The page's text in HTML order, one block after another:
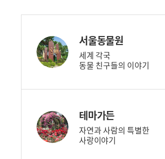
서울동물원
세계 각국
동물 친구들의 이야기
테마가든
자연과 사람의 특별한
사랑이야기